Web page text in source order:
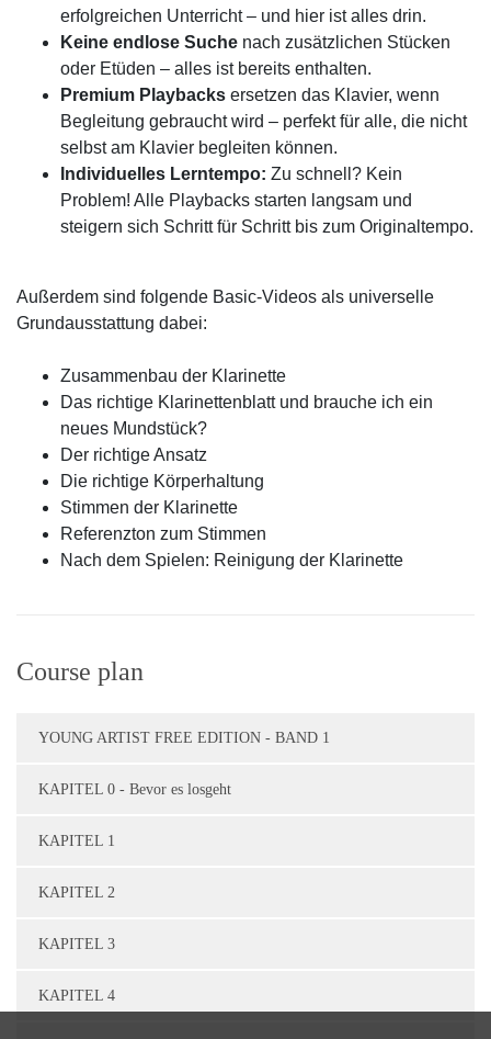
erfolgreichen Unterricht – und hier ist alles drin.
Keine endlose Suche nach zusätzlichen Stücken
oder Etüden – alles ist bereits enthalten.
Premium Playbacks ersetzen das Klavier, wenn
Begleitung gebraucht wird – perfekt für alle, die nicht
selbst am Klavier begleiten können.
Individuelles Lerntempo: Zu schnell? Kein
Problem! Alle Playbacks starten langsam und
steigern sich Schritt für Schritt bis zum Originaltempo.
Außerdem sind folgende Basic-Videos als universelle
Grundausstattung dabei:
Zusammenbau der Klarinette
Das richtige Klarinettenblatt und brauche ich ein
neues Mundstück?
Der richtige Ansatz
Die richtige Körperhaltung
Stimmen der Klarinette
Referenzton zum Stimmen
Nach dem Spielen: Reinigung der Klarinette
Course plan
YOUNG ARTIST FREE EDITION - BAND 1
KAPITEL 0 - Bevor es losgeht
KAPITEL 1
KAPITEL 2
KAPITEL 3
KAPITEL 4